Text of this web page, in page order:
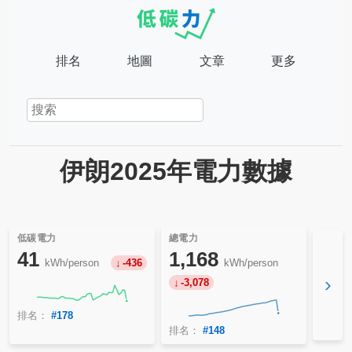
排名 地圖 文章 更多
伊朗2025年電力數據
低碳電力
41 kWh/person -436
排名： #178
總電力
1,168 kWh/person
-3,078
排名： #148
›